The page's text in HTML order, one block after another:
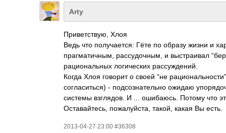
Arty
Приветствую, Хлоя
Ведь что получается: Гёте по образу жизни и
прагматичным, рассудочным, и выстраивал
рациональ­ных логических рассуждений.
Когда Хлоя говорит о своей “не
согласиться) - подсознательно ожидаю
системы взглядов. И ... ошибаюсь. Потому что
Оставайтесь, пожалуйста, такой, какая Вы есть.
2013-04-27 23:00 #36308